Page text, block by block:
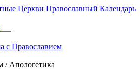
Церкви Православный Календарь
с Православием
/ Апологетика